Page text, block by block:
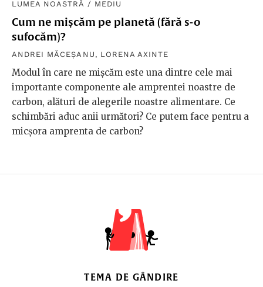
LUMEA NOASTRĂ / MEDIU
Cum ne mișcăm pe planetă (fără s-o
sufocăm)?
ANDREI MĂCEȘANU , LORENA AXINTE
Modul în care ne mișcăm este una dintre cele mai
importante componente ale amprentei noastre de
carbon, alături de alegerile noastre alimentare. Ce
schimbări aduc anii următori? Ce putem face pentru a
micșora amprenta de carbon?
TEMA DE GÂNDIRE